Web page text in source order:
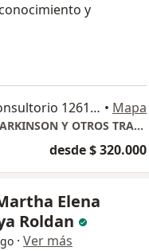
y
cra 25A1 A sur torre 2 consultorio 1261, Medellín • Mapa
CONSULTORIO NEUROL- PARKINSON Y OTROS TRASTORNOS DEL MOVIMIENTO, ENFERMEDADES NEURODEGENERATIVAS.
desde $ 320.000
Elena
Roldan
· Ver más